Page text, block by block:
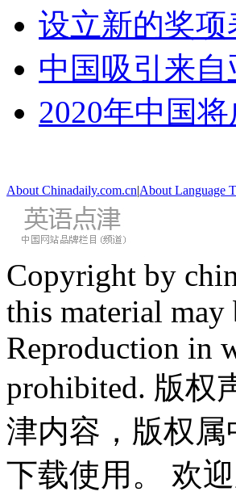
设立新的奖
中国吸引来
2020年中国
About Chinadaily.com.cn|About Language
Copyright by
this material may
Reproduction in
prohibited. 版权
津内容，版权
下载使用。 欢